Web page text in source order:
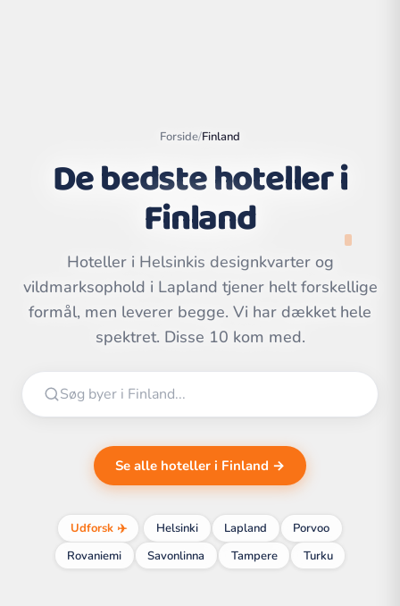
Leaflet |©
OpenStreetMap
contributors | ©
CARTO
Forside/Finland
De bedste hoteller i
Finland
Hoteller i Helsinkis designkvarter og
vildmarksophold i Lapland tjener helt forskellige
formål, men leverer begge. Vi har dækket hele
spektret. Disse 10 kom med.
Se alle hoteller i Finland →
Udforsk ✈️ Helsinki Lapland
Porvoo
Rovaniemi
Savonlinna Tampere Turku